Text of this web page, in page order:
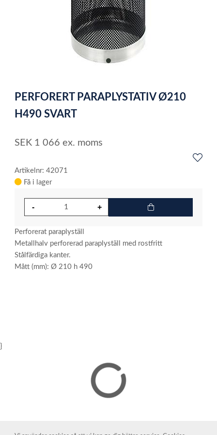
item
of
1
PERFORERT PARAPLYSTATIV Ø210
H490 SVART
SEK 1 066 ex. moms
Artikelnr: 42071
Få i lager
Perforerat paraplyställ
Metallhalv perforerad paraplyställ med rostfritt
Stålfärdiga kanter.
Mått (mm): Ø 210 h 490
}